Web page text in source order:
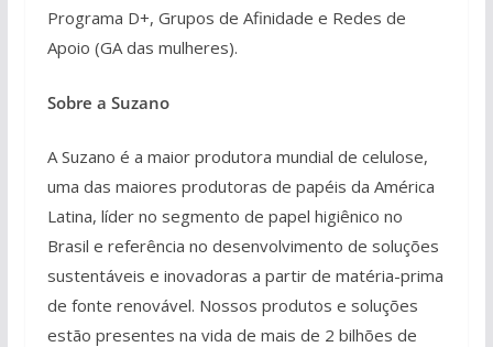
Programa D+, Grupos de Afinidade e Redes de
Apoio (GA das mulheres).
Sobre a Suzano
A Suzano é a maior produtora mundial de celulose,
uma das maiores produtoras de papéis da América
Latina, líder no segmento de papel higiênico no
Brasil e referência no desenvolvimento de soluções
sustentáveis e inovadoras a partir de matéria-prima
de fonte renovável. Nossos produtos e soluções
estão presentes na vida de mais de 2 bilhões de